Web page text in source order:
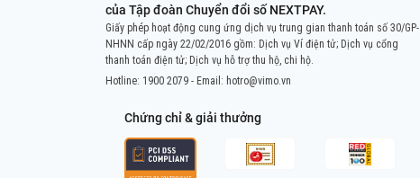
của Tập đoàn Chuyển đổi số NEXTPAY.
Giấy phép hoạt động cung ứng dịch vụ trung gian thanh toán số 30/GP-
NHNN cấp ngày 22/02/2016 gồm: Dịch vụ Ví điện tử; Dịch vụ cổng
thanh toán điện tử; Dịch vụ hỗ trợ thu hộ, chi hộ.
Hotline: 1900 2079 - Email: hotro@vimo.vn
Chứng chỉ & giải thưởng